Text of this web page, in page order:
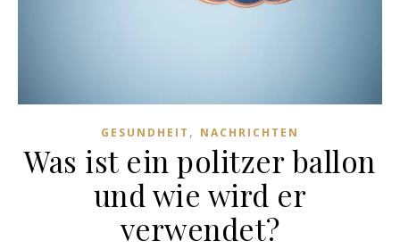
GESUNDHEIT , NACHRICHTEN
Was ist ein politzer ballon
und wie wird er
verwendet?